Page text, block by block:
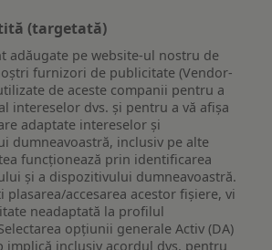
(targetată)
adăugate pe website-ul nostru de
furnizori de publicitate (Vendor-
de aceste companii pentru a
intereselor dvs. și pentru a vă afișa
adaptate intereselor și
dumneavoastră, inclusiv pe alte
funcționează prin identificarea
și a dispozitivului dumneavoastră.
plasarea/accesarea acestor fișiere, vi
neadaptată la profilul
opțiunii generale Activ (DA)
implică inclusiv acordul dvs. pentru